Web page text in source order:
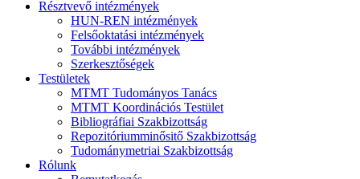
Résztvevő intézmények
HUN-REN intézmények
Felsőoktatási intézmények
További intézmények
Szerkesztőségek
Testületek
MTMT Tudományos Tanács
MTMT Koordinációs Testület
Bibliográfiai Szakbizottság
Repozitóriumminősitő Szakbizottság
Tudománymetriai Szakbizottság
Rólunk